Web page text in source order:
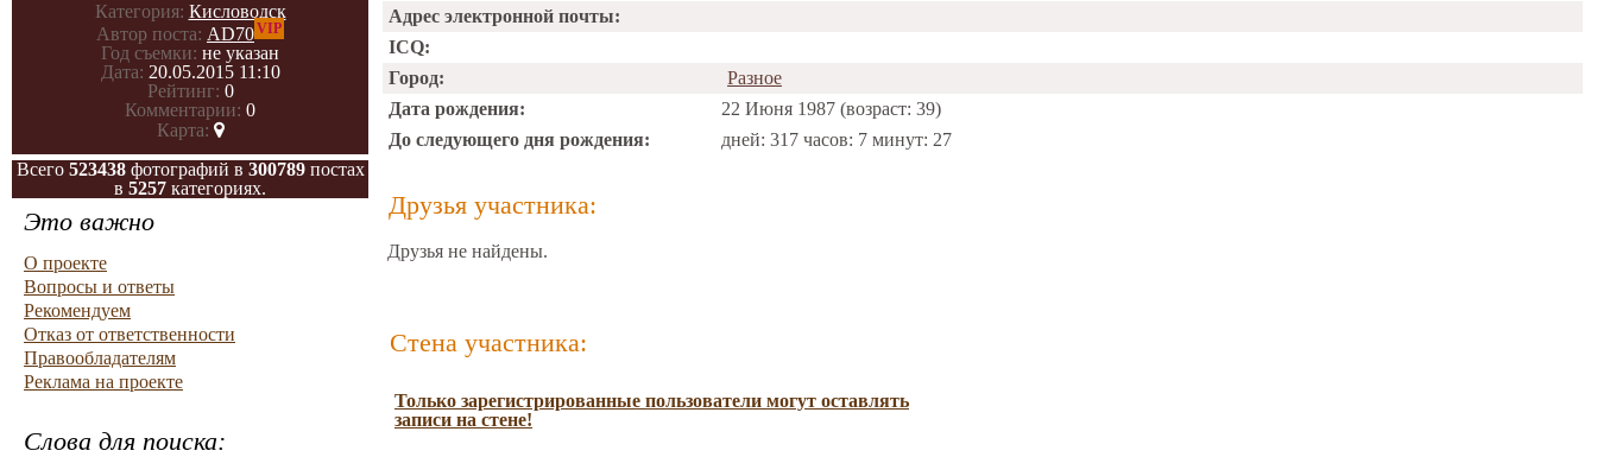
Категория: Кисловодск
Автор поста: AD70VIP
Год съемки: не указан
Дата: 20.05.2015 11:10
Рейтинг: 0
Комментарии: 0
Карта:
Всего 523438фотографий в 300789постах
в 5257 категориях.
Это важно
О проекте
Вопросы и ответы
Рекомендуем
Отказ от ответственности
Правообладателям
Реклама на проекте
Слова для поиска:
Адрес электронной почты:
ICQ:
Город:
Разное
Дата рождения:
22 Июня 1987 (возраст: 39)
До следующего дня рождения:
дней: 317 часов: 7 минут: 27
Друзья участника:
Друзья не найдены.
Стена участника:
Только зарегистрированные пользователи могут оставлять
записи на стене!